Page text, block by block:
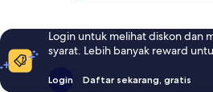
Login untuk melihat diskon dan
syarat. Lebih banyak reward
Login Daftar sekarang, gratis